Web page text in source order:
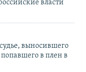
власти
выносившего
в плен в